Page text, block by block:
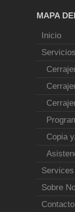
MAPA
Inicio
Servicios
Copia
Services
Sobre
Contacto